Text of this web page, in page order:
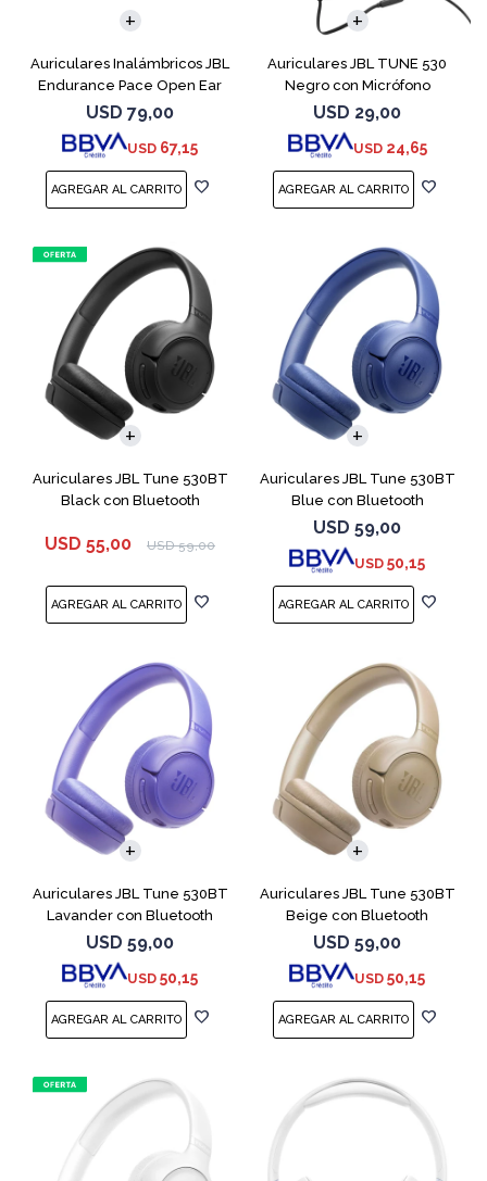
Auriculares Inalámbricos JBL
Endurance Pace Open Ear
Negro
USD 79,00
USD 67,15
Auriculares JBL TUNE 530
Negro con Micrófono
USD 29,00
USD 24,65
Auriculares JBL Tune 530BT
Black con Bluetooth
USD 55,00 USD 59,00
Auriculares JBL Tune 530BT
Blue con Bluetooth
USD 59,00
USD 50,15
Auriculares JBL Tune 530BT
Lavander con Bluetooth
USD 59,00
USD 50,15
Auriculares JBL Tune 530BT
Beige con Bluetooth
USD 59,00
USD 50,15